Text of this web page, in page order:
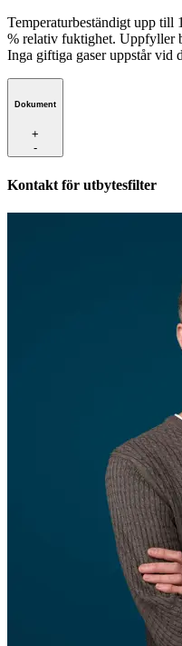
Temperaturbeständigt upp till
% relativ fuktighet. Uppfyller
Inga giftiga gaser uppstår vid
Dokument
+
-
Kontakt för utbytesfilter